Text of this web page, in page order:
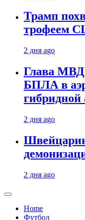
Трамп
трофеем
2 дня ago
Глава МВД
БПЛА в
гибридной
2 дня ago
2 дня ago
Home
Футбол